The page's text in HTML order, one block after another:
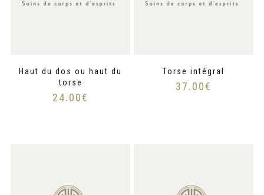
Haut du dos ou haut du
torse
24.00€
Torse intégral
37.00€